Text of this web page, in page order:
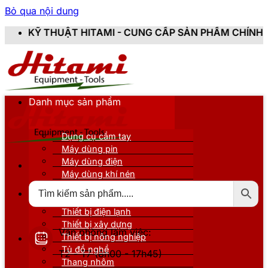
Bỏ qua nội dung
- CUNG CẤP SẢN PHẨM CHÍNH HÃNG, MỚI 100%,
Văn phòng làm việc:
T2 - T7 (8h00 - 17h45)
Danh mục sản phẩm
Dụng cụ cầm tay
Máy dùng pin
Máy dùng điện
Máy dùng khí nén
Thiết bị nâng đỡ
Thiết bị điện lạnh
Thiết bị xây dựng
Thiết bị nông nghiệp
Tủ đồ nghề
Thang nhôm